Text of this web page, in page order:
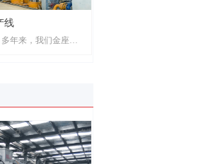
来，我们金座机械一
设备的研发生产，研
力自动热压系统。
线
年来，我们金座机